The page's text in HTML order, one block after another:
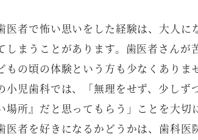
医者で怖い思いをした経験は、大人に
しまうことがあります。歯医者さんが
もの頃の体験という方も少なくありま
小児歯科では、「無理をせず、少しず
場所』だと思ってもらう」ことを大切
医者を好きになるかどうかは、歯科医